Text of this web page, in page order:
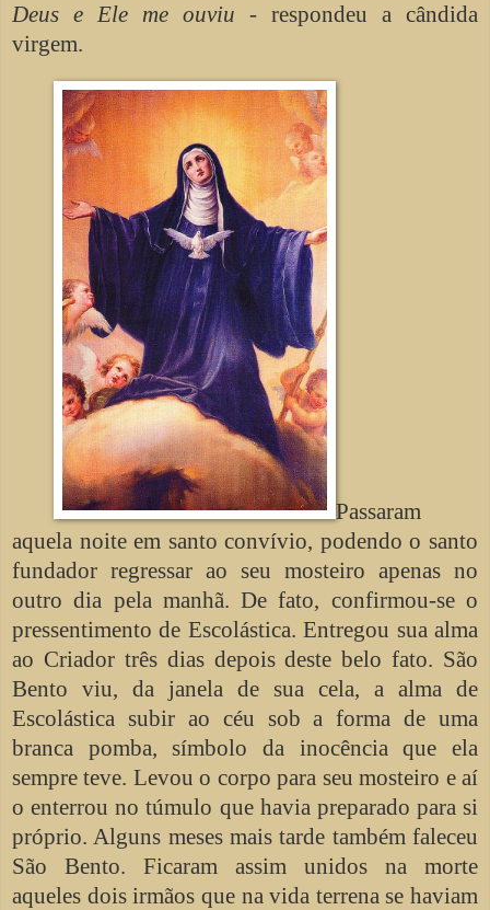
Deus e Ele me ouviu - respondeu a cândida
virgem.
Passaram
aquela noite em santo convívio, podendo o santo
fundador regressar ao seu mosteiro apenas no
outro dia pela manhã. De fato, confirmou-se o
pressentimento de Escolástica. Entregou sua alma
ao Criador três dias depois deste belo fato. São
Bento viu, da janela de sua cela, a alma de
Escolástica subir ao céu sob a forma de uma
branca pomba, símbolo da inocência que ela
sempre teve. Levou o corpo para seu mosteiro e aí
o enterrou no túmulo que havia preparado para si
próprio. Alguns meses mais tarde também faleceu
São Bento. Ficaram assim unidos na morte
aqueles dois irmãos que na vida terrena se haviam